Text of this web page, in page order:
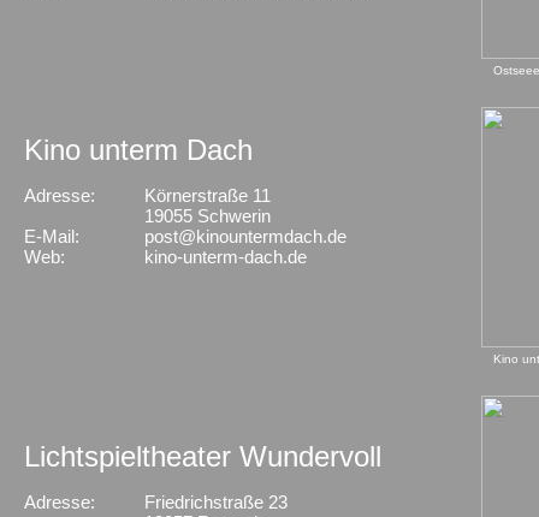
Kino unterm Dach
Adresse:
E-Mail:
Web:
Körnerstraße 11
19055 Schwerin
post@kinountermdach.de
kino-unterm-dach.de
Kino
Lichtspieltheater Wundervoll
Adresse:
Friedrichstraße 23